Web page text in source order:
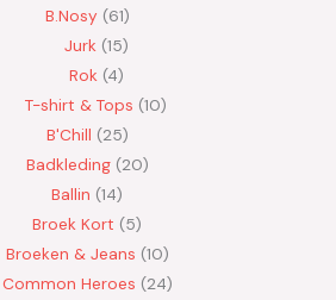
B.Nosy 61
Jurk 15
Rok 4
T-shirt & Tops 10
B'Chill 25
Badkleding 20
Ballin 14
Broek Kort 5
Broeken & Jeans 10
Common Heroes 24